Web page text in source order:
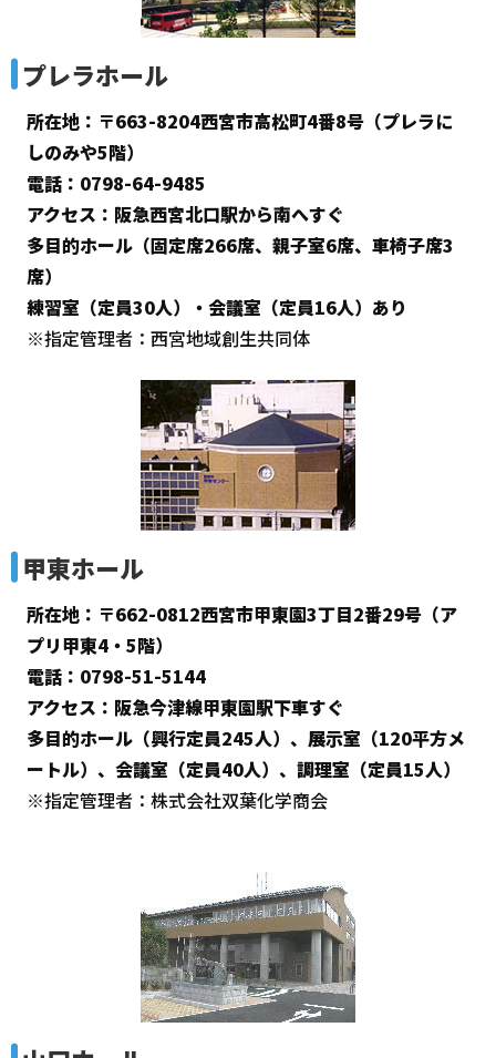
プレラホール
所在地：〒663-8204西宮市高松町4番8号（プレラに
しのみや5階）
電話：0798-64-9485
アクセス：阪急西宮北口駅から南へすぐ
多目的ホール（固定席266席、親子室6席、車椅子席3
席）
練習室（定員30人）・会議室（定員16人）あり
※指定管理者：西宮地域創生共同体
甲東ホール
所在地：〒662-0812西宮市甲東園3丁目2番29号（ア
プリ甲東4・5階）
電話：0798-51-5144
アクセス：阪急今津線甲東園駅下車すぐ
多目的ホール（興行定員245人）、展示室（120平方メ
ートル）、会議室（定員40人）、調理室（定員15人）
※指定管理者：株式会社双葉化学商会